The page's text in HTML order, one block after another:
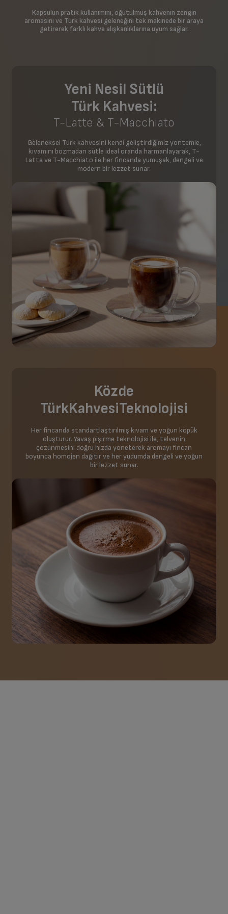
Kapsülün pratik kullanımını, öğütülmüş kahvenin zengin
aromasını ve Türk kahvesi geleneğini tek makinede bir araya
getirerek farklı kahve alışkanlıklarına uyum sağlar.
Yeni Nesil Sütlü
Türk Kahvesi:
T-Latte & T-Macchiato
Geleneksel Türk kahvesini kendi geliştirdiğimiz yöntemle,
kıvamını bozmadan sütle ideal oranda harmanlayarak, T-
Latte ve T-Macchiato ile her fincanda yumuşak, dengeli ve
modern bir lezzet sunar.
Közde
TürkKahvesiTeknolojisi
Her fincanda standartlaştırılmış kıvam ve yoğun köpük
oluşturur. Yavaş pişirme teknolojisi ile, telvenin
çözünmesini doğru hızda yöneterek aromayı fincan
boyunca homojen dağıtır ve her yudumda dengeli ve yoğun
bir lezzet sunar.